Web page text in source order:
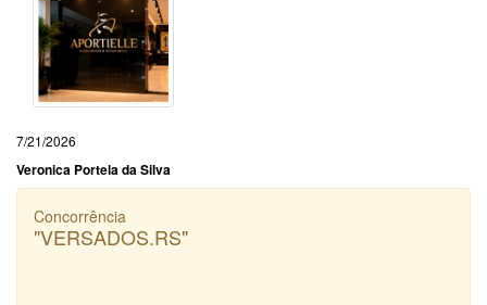
7/21/2026
Veronica Portela da Silva
Concorrência
"VERSADOS.RS"